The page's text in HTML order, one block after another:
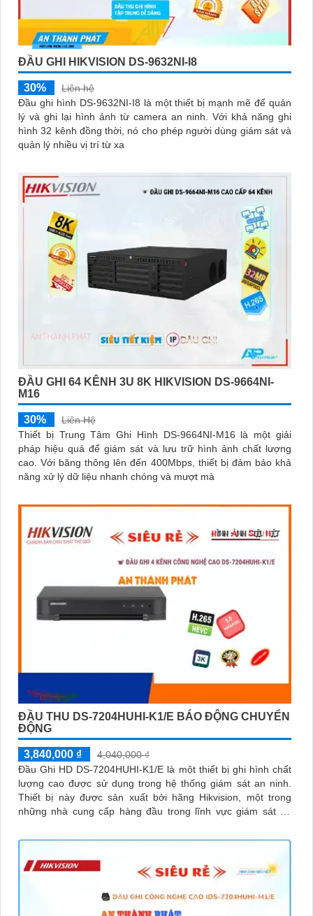
ĐẦU GHI HIKVISION DS-9632NI-I8
30%
Liên hệ
Đầu ghi hình DS-9632NI-I8 là một thiết bị mạnh mẽ để quản
lý và ghi lại hình ảnh từ camera an ninh. Với khả năng ghi
hình 32 kênh đồng thời, nó cho phép người dùng giám sát và
quản lý nhiều vị trí từ xa
ĐẦU GHI 64 KÊNH 3U 8K HIKVISION DS-9664NI-
M16
30%
Liên Hệ
Thiết bị Trung Tâm Ghi Hình DS-9664NI-M16 là một giải
pháp hiệu quả để giám sát và lưu trữ hình ảnh chất lượng
cao. Với băng thông lên đến 400Mbps, thiết bị đảm bảo khả
năng xử lý dữ liệu nhanh chóng và mượt mà
ĐẦU THU DS-7204HUHI-K1/E BÁO ĐỘNG CHUYỂN
ĐỘNG
3,840,000 ₫
4,040,000 ₫
Đầu Ghi HD DS-7204HUHI-K1/E là một thiết bị ghi hình chất
lượng cao được sử dụng trong hệ thống giám sát an ninh.
Thiết bị này được sản xuất bởi hãng Hikvision, một trong
những nhà cung cấp hàng đầu trong lĩnh vực giám sát an